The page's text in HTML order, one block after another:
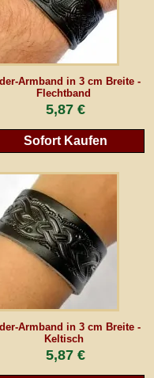
Armband in 3 cm Breite -
Flechtband
5,87 €
Sofort Kaufen
Armband in 3 cm Breite -
Keltisch
5,87 €
Versandkosten und zzgl.
Preise entsprechen dem